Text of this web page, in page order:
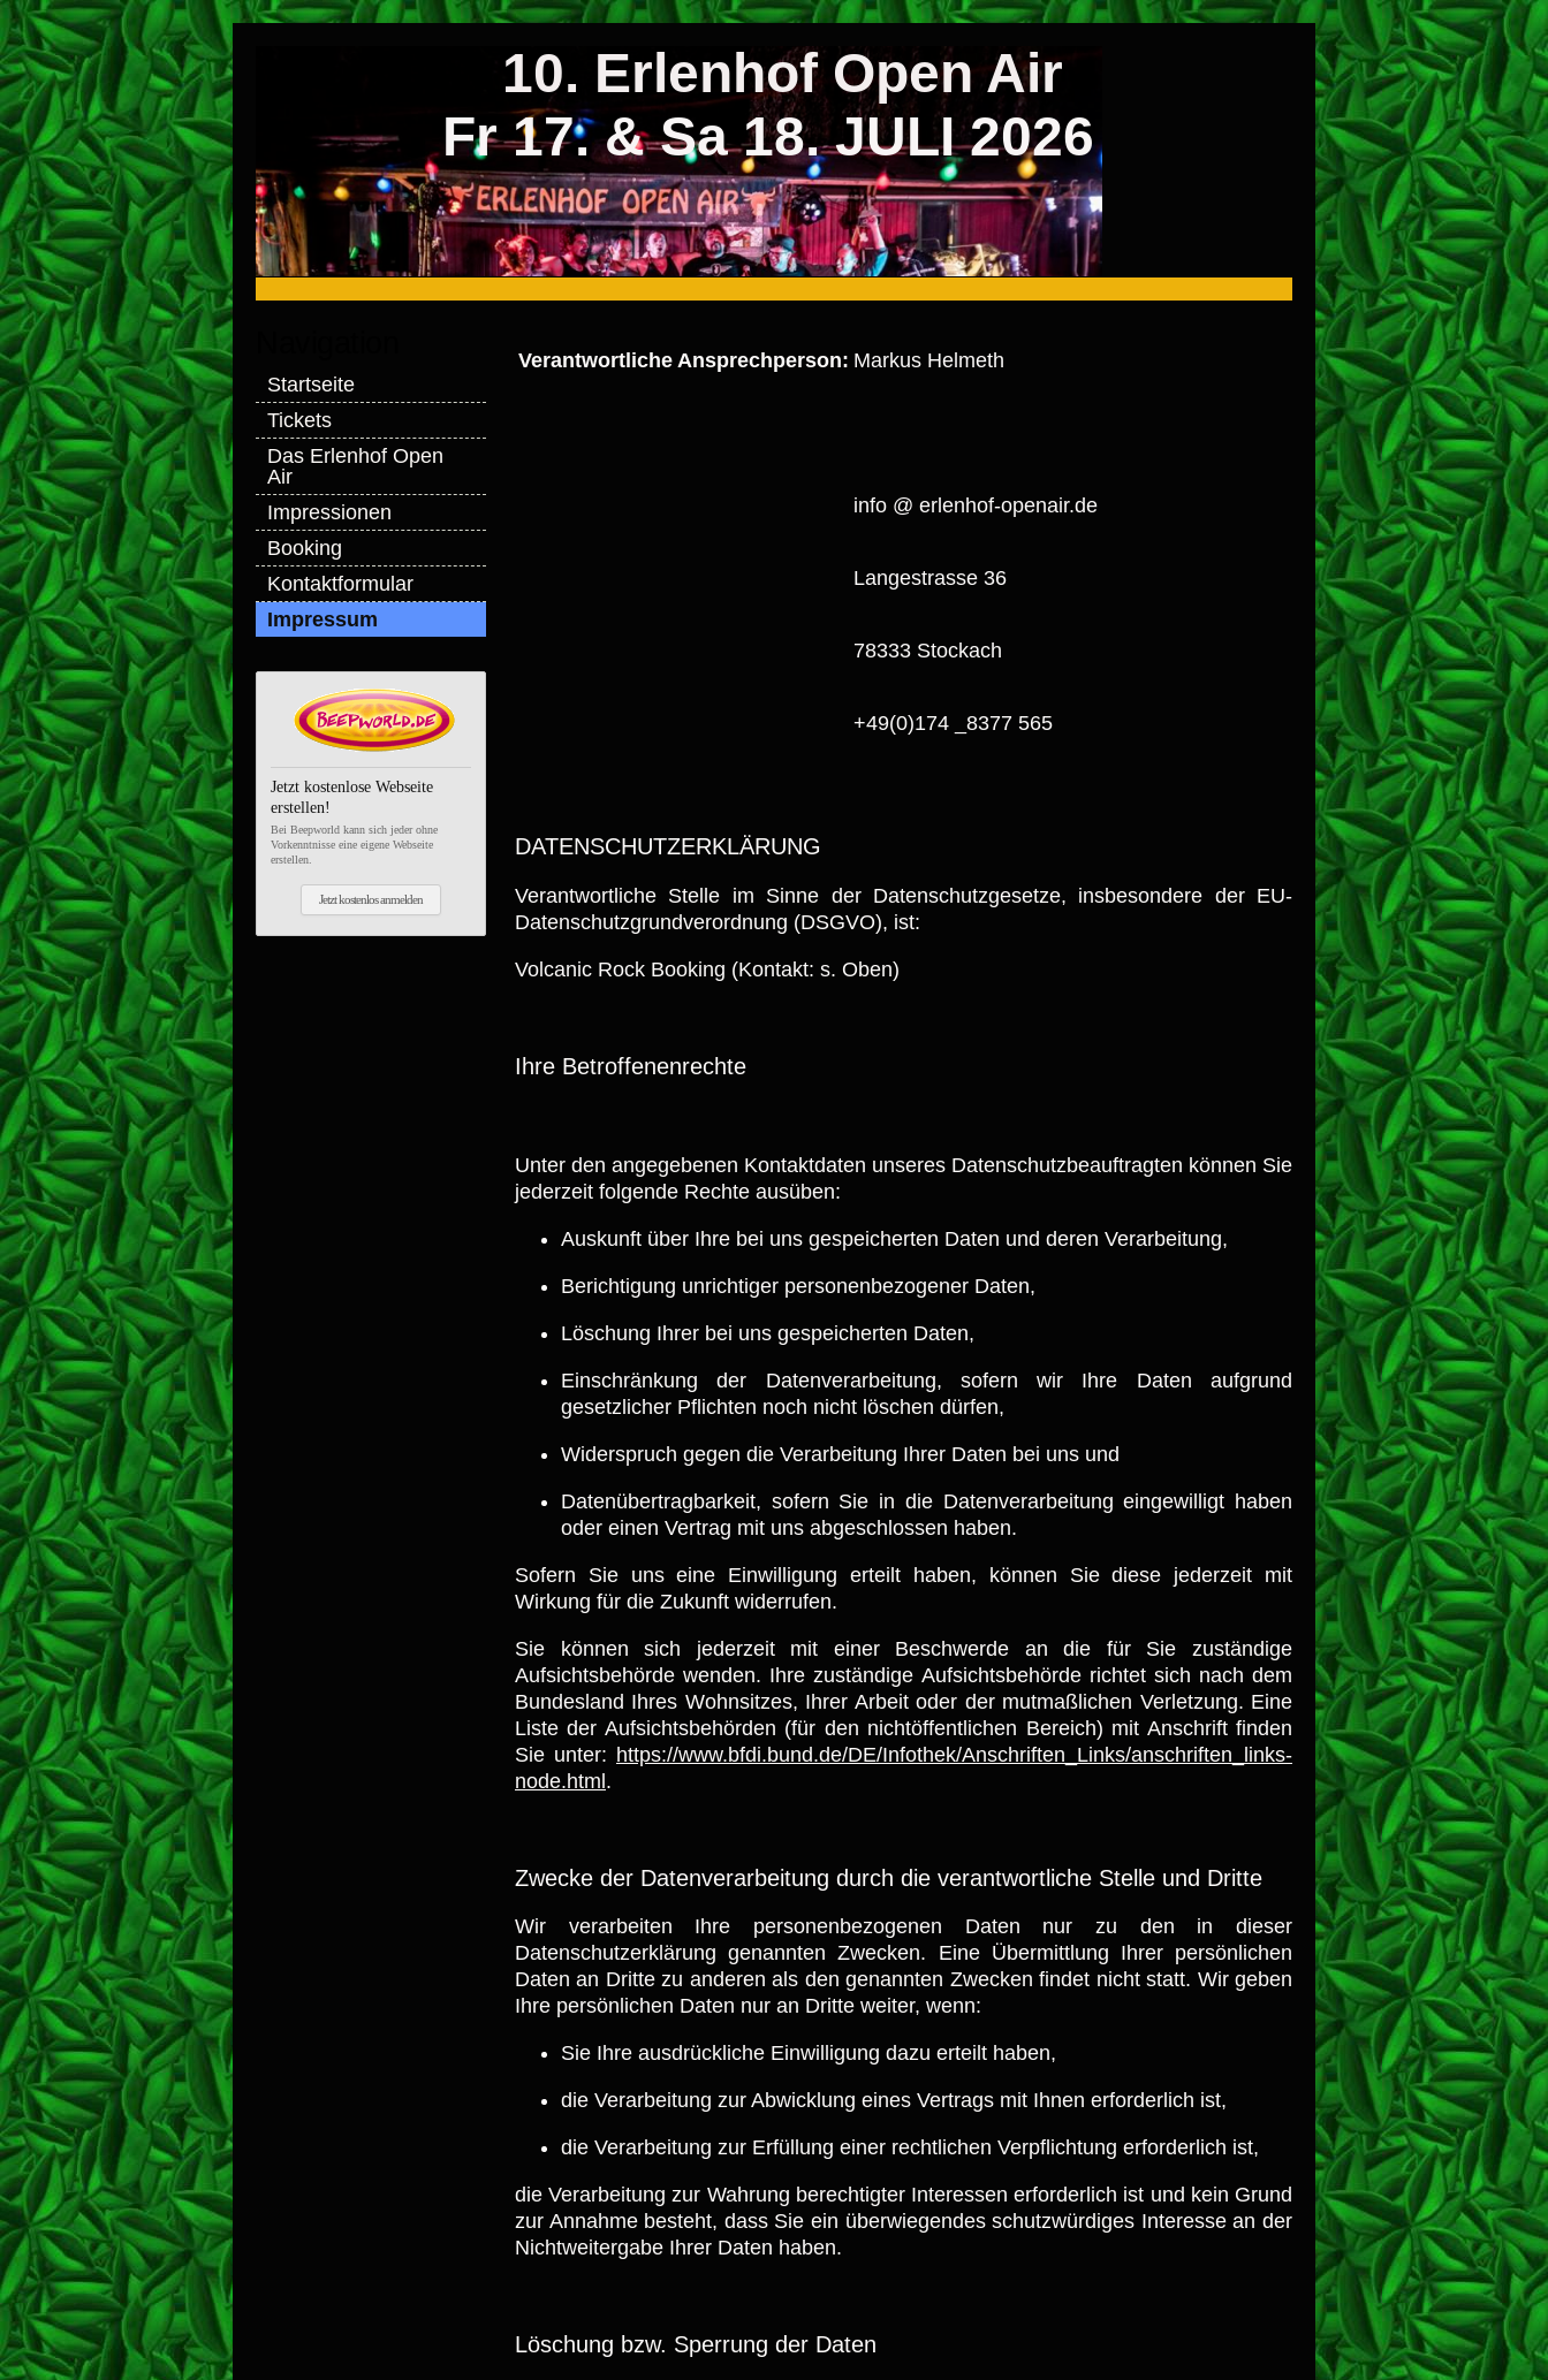
10. Erlenhof Open Air
Fr 17. & Sa 18. JULI 2026
Startseite
Tickets
Das Erlenhof Open
Air
Impressionen
Booking
Kontaktformular
Impressum
Jetzt kostenlose Webseite
erstellen!
Bei Beepworld kann sich jeder ohne
Vorkenntnisse eine eigene Webseite
erstellen.
Jetzt kostenlos anmelden
Verantwortliche Ansprechperson: Markus Helmeth
info @ erlenhof-openair.de
Langestrasse 36
78333 Stockach
+49(0)174 _8377 565
DATENSCHUTZERKLÄRUNG
Verantwortliche Stelle im Sinne der Datenschutzgesetze, insbesondere der EU-
Datenschutzgrundverordnung (DSGVO), ist:
Volcanic Rock Booking (Kontakt: s. Oben)
Ihre Betroffenenrechte
Unter den angegebenen Kontaktdaten unseres Datenschutzbeauftragten können Sie
jederzeit folgende Rechte ausüben:
Auskunft über Ihre bei uns gespeicherten Daten und deren Verarbeitung,
Berichtigung unrichtiger personenbezogener Daten,
Löschung Ihrer bei uns gespeicherten Daten,
Einschränkung der Datenverarbeitung, sofern wir Ihre Daten aufgrund
gesetzlicher Pflichten noch nicht löschen dürfen,
Widerspruch gegen die Verarbeitung Ihrer Daten bei uns und
Datenübertragbarkeit, sofern Sie in die Datenverarbeitung eingewilligt haben
oder einen Vertrag mit uns abgeschlossen haben.
Sofern Sie uns eine Einwilligung erteilt haben, können Sie diese jederzeit mit
Wirkung für die Zukunft widerrufen.
Sie können sich jederzeit mit einer Beschwerde an die für Sie zuständige
Aufsichtsbehörde wenden. Ihre zuständige Aufsichtsbehörde richtet sich nach dem
Bundesland Ihres Wohnsitzes, Ihrer Arbeit oder der mutmaßlichen Verletzung. Eine
Liste der Aufsichtsbehörden (für den nichtöffentlichen Bereich) mit Anschrift finden
Sie unter: https://www.bfdi.bund.de/DE/Infothek/Anschriften_Links/anschriften_links-
node.html .
Zwecke der Datenverarbeitung durch die verantwortliche Stelle und Dritte
Wir verarbeiten Ihre personenbezogenen Daten nur zu den in dieser
Datenschutzerklärung genannten Zwecken. Eine Übermittlung Ihrer persönlichen
Daten an Dritte zu anderen als den genannten Zwecken findet nicht statt. Wir geben
Ihre persönlichen Daten nur an Dritte weiter, wenn:
Sie Ihre ausdrückliche Einwilligung dazu erteilt haben,
die Verarbeitung zur Abwicklung eines Vertrags mit Ihnen erforderlich ist,
die Verarbeitung zur Erfüllung einer rechtlichen Verpflichtung erforderlich ist,
die Verarbeitung zur Wahrung berechtigter Interessen erforderlich ist und kein Grund
zur Annahme besteht, dass Sie ein überwiegendes schutzwürdiges Interesse an der
Nichtweitergabe Ihrer Daten haben.
Löschung bzw. Sperrung der Daten